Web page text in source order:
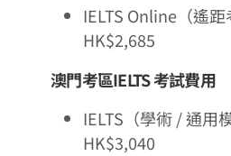
IELTS Online（遙距
HK$2,685
澳門考區IELTS 考試費用
IELTS（學術 / 通用
HK$3,040